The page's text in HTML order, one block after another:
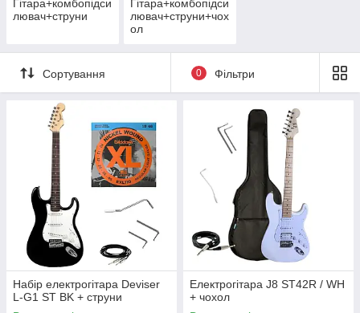
Гітара+комбопідси
лювач+струни
Гітара+комбопідси
лювач+струни+чох
ол
Сортування 0 Фільтри
Набір електрогітара Deviser
L-G1 ST BK + струни
Електрогітара J8 ST42R / WH
+ чохол